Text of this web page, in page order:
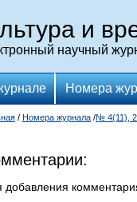
и
научный
Номера
/ Номера журнала /№ 4(11),
добавления